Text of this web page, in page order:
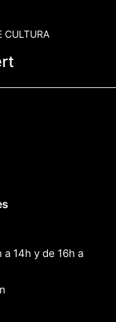
CULTURA
14h y de 16h a